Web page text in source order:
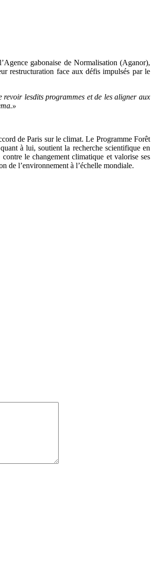
gabonaise de Normalisation (Aganor),
restructuration face aux défis impulsés par le
lesdits programmes et de les aligner aux
de Paris sur le climat. Le Programme Forêt
à lui, soutient la recherche scientifique en
le changement climatique et valorise ses
de l’environnement à l’échelle mondiale.